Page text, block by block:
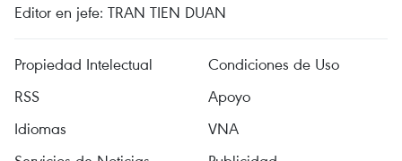
Editor en jefe: TRAN TIEN DUAN
Propiedad Intelectual
Condiciones de Uso
RSS
Apoyo
Idiomas
VNA